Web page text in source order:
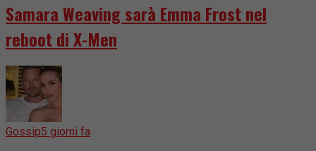
Samara Weaving sarà Emma Frost nel
reboot di X-Men
Gossip5 giorni fa